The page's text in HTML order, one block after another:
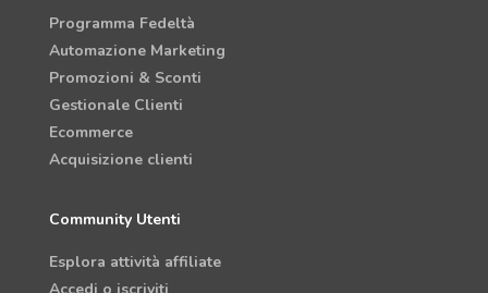
Programma Fedeltà
Automazione Marketing
Promozioni & Sconti
Gestionale Clienti
Ecommerce
Acquisizione clienti
Community Utenti
Esplora attività affiliate